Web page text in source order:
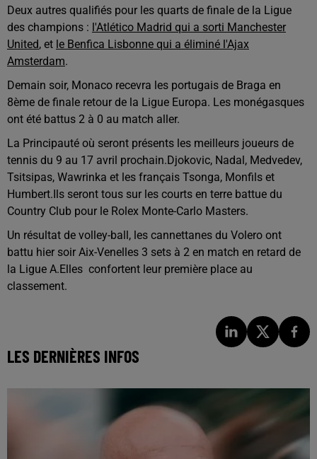
Deux autres qualifiés pour les quarts de finale de la Ligue
des champions : l'Atlético Madrid qui a sorti Manchester
United, et le Benfica Lisbonne qui a éliminé l'Ajax
Amsterdam.
Demain soir, Monaco recevra les portugais de Braga en
8ème de finale retour de la Ligue Europa. Les monégasques
ont été battus 2 à 0 au match aller.
La Principauté où seront présents les meilleurs joueurs de
tennis du 9 au 17 avril prochain.Djokovic, Nadal, Medvedev,
Tsitsipas, Wawrinka et les français Tsonga, Monfils et
Humbert.Ils seront tous sur les courts en terre battue du
Country Club pour le Rolex Monte-Carlo Masters.
Un résultat de volley-ball, les cannettanes du Volero ont
battu hier soir Aix-Venelles 3 sets à 2 en match en retard de
la Ligue A.Elles confortent leur première place au
classement.
LES DERNIÈRES INFOS